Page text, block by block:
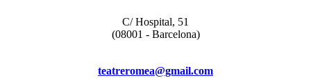
C/ Hospital, 51
(08001 - Barcelona)
teatreromea@gmail.com